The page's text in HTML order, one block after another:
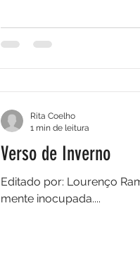
Verso de Inverno
Editado por: Lourenço
mente inocupada....
Rita Coelho
1 min de leitura